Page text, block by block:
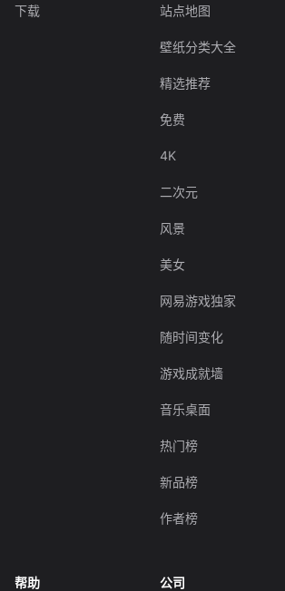
下载 站点地图
壁纸分类大全
精选推荐
免费
4K
二次元
风景
美女
网易游戏独家
随时间变化
游戏成就墙
音乐桌面
热门榜
新品榜
作者榜
帮助 公司